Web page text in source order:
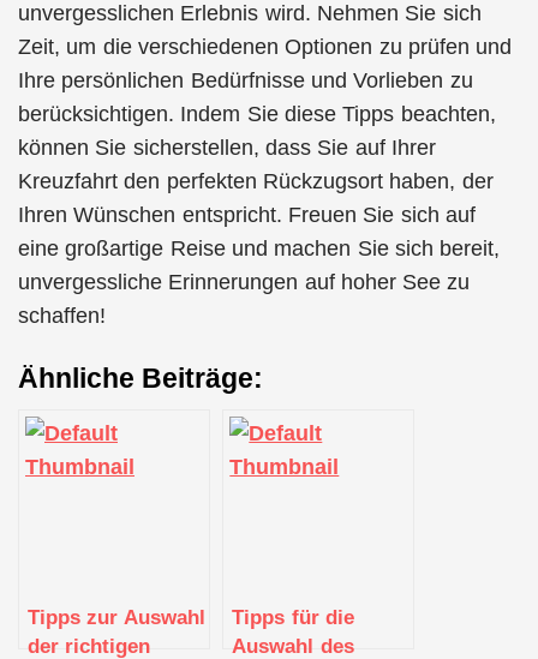
unvergesslichen Erlebnis wird. Nehmen Sie sich
Zeit, um die verschiedenen Optionen zu prüfen und
Ihre persönlichen Bedürfnisse und Vorlieben zu
berücksichtigen. Indem Sie diese Tipps beachten,
können Sie sicherstellen, dass Sie auf Ihrer
Kreuzfahrt den perfekten Rückzugsort haben, der
Ihren Wünschen entspricht. Freuen Sie sich auf
eine großartige Reise und machen Sie sich bereit,
unvergessliche Erinnerungen auf hoher See zu
schaffen!
Ähnliche Beiträge:
Tipps zur Auswahl
der richtigen
Tipps für die
Auswahl des